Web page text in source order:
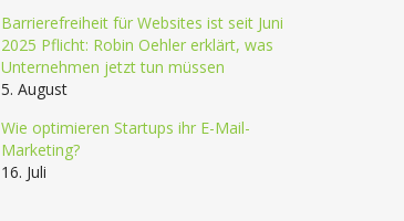
Barrierefreiheit für Websites ist seit Juni
2025 Pflicht: Robin Oehler erklärt, was
Unternehmen jetzt tun müssen
5. August
Wie optimieren Startups ihr E-Mail-
Marketing?
16. Juli